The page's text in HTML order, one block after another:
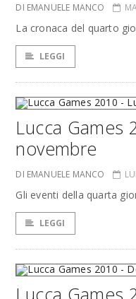
DI EMANUELE MANCO
La cronaca del quarto
LEGGI
Lucca Games
novembre
DI EMANUELE MANCO
Gli eventi della quarta
LEGGI
Lucca Games